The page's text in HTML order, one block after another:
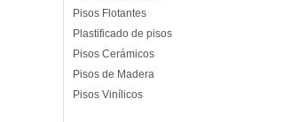
Pisos Flotantes
Plastificado de pisos
Pisos Cerámicos
Pisos de Madera
Pisos Vinílicos